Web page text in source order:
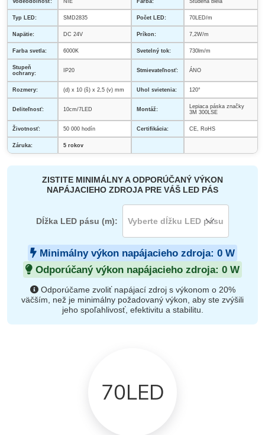
Vodeodolnosť: NIE Farba: Studená biela
Typ LED: SMD2835 Počet LED: 70LED/m
Napätie: DC 24V Príkon: 7,2W/m
Farba svetla: 6000K Svetelný tok: 730lm/m
Stupeň
ochrany:
IP20 Stmievateľnosť: ÁNO
Rozmery: (d) x 10 (š) x 2,5 (v) mm Uhol svietenia: 120°
Deliteľnosť: 10cm/7LED Montáž:
Lepiaca páska značky
3M 300LSE
Životnosť: 50 000 hodín Certifikácia: CE, RoHS
Záruka: 5 rokov
ZISTITE MINIMÁLNY A ODPORÚČANÝ VÝKON
NAPÁJACIEHO ZDROJA PRE VÁŠ LED PÁS
Dĺžka LED pásu (m):
Minimálny výkon napájacieho zdroja: 0 W
Odporúčaný výkon napájacieho zdroja: 0 W
Odporúčame zvoliť napájací zdroj s výkonom o 20%
väčším, než je minimálny požadovaný výkon, aby ste zvýšili
jeho spoľahlivosť, efektivitu a stabilitu.
70LED